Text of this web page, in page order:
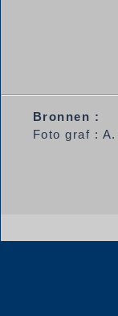
Bronnen :
Foto graf :